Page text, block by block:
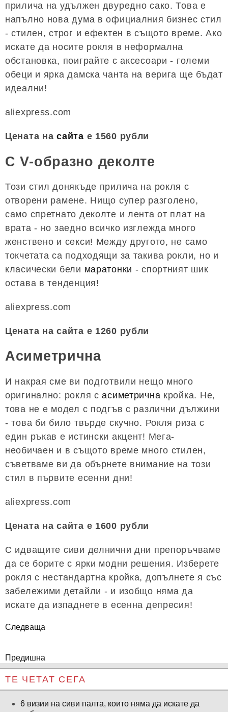
прилича на удължен двуредно сако. Това е
напълно нова дума в официалния бизнес стил
- стилен, строг и ефектен в същото време. Ако
искате да носите рокля в неформална
обстановка, поиграйте с аксесоари - големи
обеци и ярка дамска чанта на верига ще бъдат
идеални!
aliexpress.com
Цената насайта е 1560 рубли
С V-образно деколте
Този стил донякъде прилича на рокля с
отворени рамене. Нищо супер разголено,
само спретнато деколте и лента от плат на
врата - но заедно всичко изглежда много
женствено и секси! Между другото, не само
токчетата са подходящи за такива рокли, но и
класически бели маратонки - спортният шик
остава в тенденция!
aliexpress.com
Цената на сайта е 1260 рубли
Асиметрична
И накрая сме ви подготвили нещо много
оригинално: рокля сасиметрична кройка. Не,
това не е модел с подгъв с различни дължини
- това би било твърде скучно. Рокля риза с
един ръкав е истински акцент! Мега-
необичаен и в същото време много стилен,
съветваме ви да обърнете внимание на този
стил в първите есенни дни!
aliexpress.com
Цената на сайта е 1600 рубли
С идващите сиви делнични дни препоръчваме
да се борите с ярки модни решения. Изберете
рокля с нестандартна кройка, допълнете я със
забележими детайли - и изобщо няма да
искате да изпаднете в есенна депресия!
Следваща
Предишна
ТЕ ЧЕТАТ СЕГА
6 визии на сиви палта, които няма да искате да